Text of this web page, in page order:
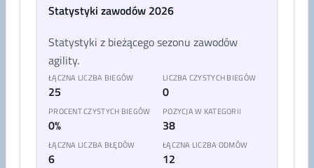
Statystyki zawodów 2026
Statystyki z bieżącego sezonu zawodów
agility.
ŁĄCZNA LICZBA BIEGÓW
25
LICZBA CZYSTYCH BIEGÓW
0
PROCENT CZYSTYCH BIEGÓW
0%
POZYCJA W KATEGORII
38
ŁĄCZNA LICZBA BŁĘDÓW
6
ŁĄCZNA LICZBA ODMÓW
12